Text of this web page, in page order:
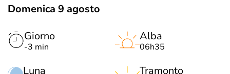
Domenica 9 agosto
Giorno
-3 min
Luna
Alba
06h35
Tramonto